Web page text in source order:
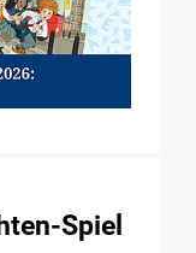
Spiel